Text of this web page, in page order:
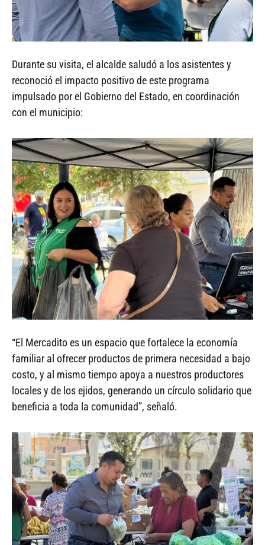
Durante su visita, el alcalde saludó a los asistentes y
reconoció el impacto positivo de este programa
impulsado por el Gobierno del Estado, en coordinación
con el municipio:
“El Mercadito es un espacio que fortalece la economía
familiar al ofrecer productos de primera necesidad a bajo
costo, y al mismo tiempo apoya a nuestros productores
locales y de los ejidos, generando un círculo solidario que
beneficia a toda la comunidad”, señaló.